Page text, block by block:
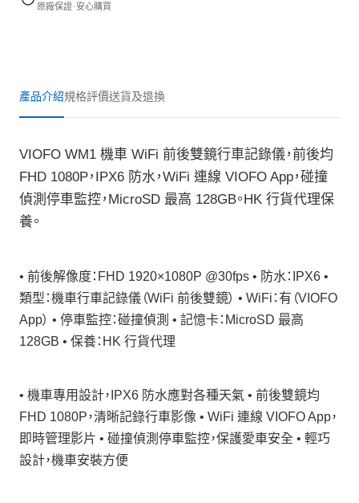
原廠保證 · 安心購買
產品介紹規格評價送貨及退換
VIOFO WM1 機車 WiFi 前後雙鏡行車記錄儀，前後均
FHD 1080P，IPX6 防水，WiFi 連線 VIOFO App，碰撞
偵測停車監控，MicroSD 最高 128GB。HK 行貨代理保
養。
• 前後解像度：FHD 1920×1080P @30fps • 防水：IPX6 •
類型：機車行車記錄儀（WiFi 前後雙鏡） • WiFi：有（VIOFO
App） • 停車監控：碰撞偵測 • 記憶卡：MicroSD 最高
128GB • 保養：HK 行貨代理
• 機車專用設計，IPX6 防水應對各種天氣 • 前後雙鏡均
FHD 1080P，清晰記錄行車影像 • WiFi 連線 VIOFO App，
即時管理影片 • 碰撞偵測停車監控，保護愛車安全 • 輕巧
設計，機車安裝方便